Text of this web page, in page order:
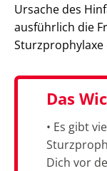
Ursache des
ausführlich die
Sturzprophylaxe
Das
• Es gibt
Dich vor